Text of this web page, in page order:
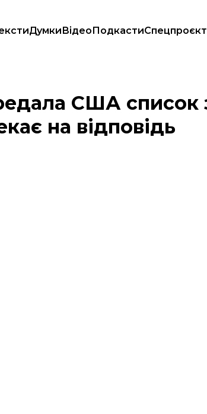
ДумкиВідеоПодкасти
купити, і чекає на відповідь
США список
на відповідь